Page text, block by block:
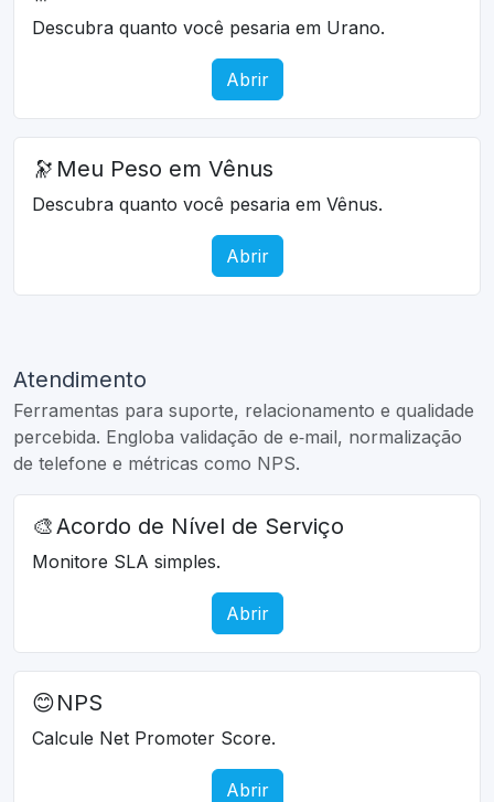
Descubra quanto você pesaria em Urano.
Abrir
🔭 Meu Peso em Vênus
Descubra quanto você pesaria em Vênus.
Abrir
Atendimento
Ferramentas para suporte, relacionamento e qualidade
percebida. Engloba validação de e‑mail, normalização
de telefone e métricas como NPS.
🎨Acordo de Nível de Serviço
Monitore SLA simples.
Abrir
😊NPS
Calcule Net Promoter Score.
Abrir